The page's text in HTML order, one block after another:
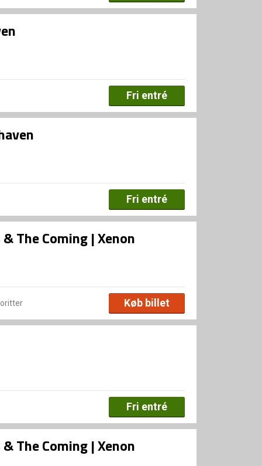
Fri entré
Fri entré
The Coming | Xenon
Køb billet
Fri entré
The Coming | Xenon